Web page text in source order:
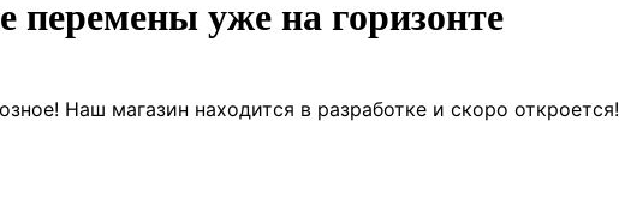
перемены уже на горизонте
Наш магазин находится в разработке и скоро откроется!